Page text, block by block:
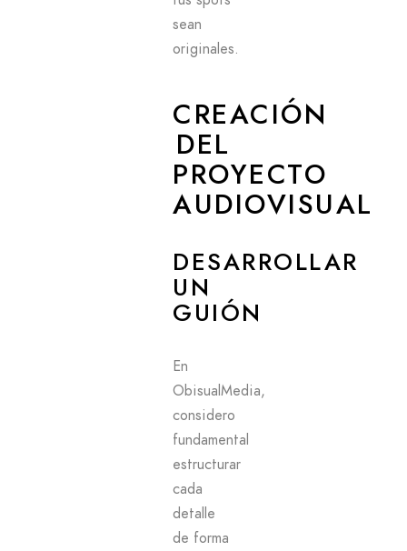
sean
originales.
CREACIÓN
DEL
PROYECTO
AUDIOVISUAL
DESARROLLAR
UN
GUIÓN
En
ObisualMedia,
considero
fundamental
estructurar
cada
detalle
de forma